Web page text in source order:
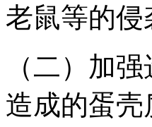
老鼠等的侵
（二）加
造成的蛋